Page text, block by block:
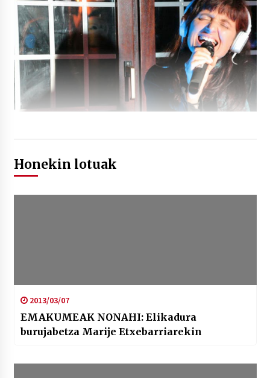
Honekin lotuak
2013/03/07
EMAKUMEAK NONAHI: Elikadura
burujabetza Marije Etxebarriarekin